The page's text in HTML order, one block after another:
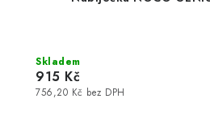
Skladem
756,20 Kč bez DPH
915 Kč